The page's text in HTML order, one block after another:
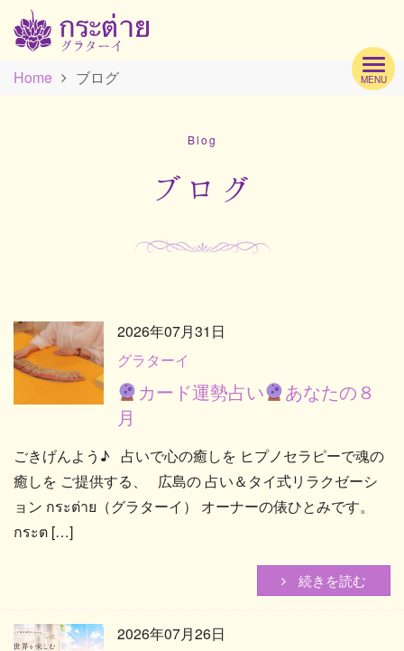
MENU
Blog
Home ブログ
Blog
ブログ
カード運勢占い
あなたの８
月
2026年07月31日
グラターイ
ごきげんよう♪ 占いで心の癒しを ヒプノセラピーで魂の
癒しを ご提供する、 広島の 占い＆タイ式リラクゼーシ
ョン กระต่าย（グラターイ） オーナーの俵ひとみです。
กระต […]
続きを読む
2026年07月26日